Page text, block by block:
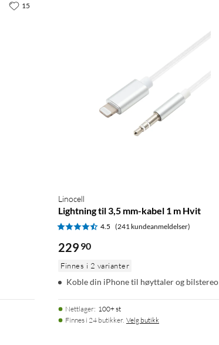
15
Linocell
Lightning til 3,5 mm-kabel 1 m Hvit
4.5 (241 kundeanmeldelser)
229 90
Finnes i 2 varianter
Koble din iPhone til høyttaler og bilstereo
Nettlager: 100+ st
Finnes i 24 butikker. Velg butikk